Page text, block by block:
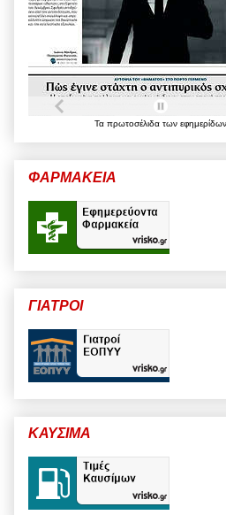
Τα πρωτοσέλιδα των εφημερίδων
ΦΑΡΜΑΚΕΙΑ
ΓΙΑΤΡΟΙ
ΚΑΥΣΙΜΑ